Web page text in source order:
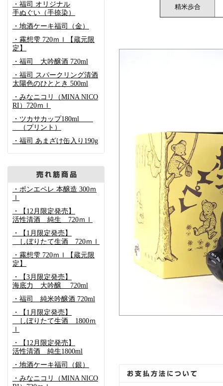
・福司 オリジナル
手ぬぐい（手捺染）
・地酒ケーキ福司（金）
・霧想雫 720ｍｌ【蔵元限
定】
・福司 大吟醸酒 720ml
・福司 スパークリング清酒
太陽色のひととき 500ml
・みなニコリ（MINA NICO
RI）720ｍｌ
・ツカサカップ180ml
（プリント）
・福司 あまざけ缶入り190g
・ポンエペレ 本醸造 300ｍ
ｌ
・【12月限定発売】
活性清酒 純生 720ｍｌ
・【1月限定発売】
しぼりたて生酒 720ｍｌ
・霧想雫 720ｍｌ【蔵元限
定】
・【3月限定発売】
海底力 大吟醸 720ml
・福司 純米吟醸酒 720ml
・【1月限定発売】
しぼりたて生酒 1800ｍ
ｌ
・【12月限定発売】
活性清酒 純生1800ml
・地酒ケーキ福司（銀）
・みなニコリ（MINA NICO
精米歩合